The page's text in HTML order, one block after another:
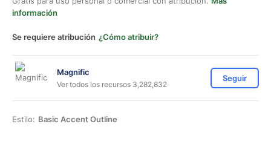
información
Se requiere atribución ¿Cómo atribuir?
Magnific
Ver todos los recursos 3,282,832
Seguir
Estilo: Basic Accent Outline